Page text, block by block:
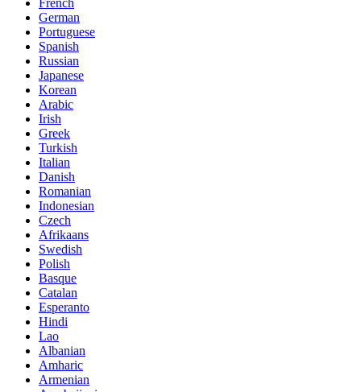
French
German
Portuguese
Spanish
Russian
Japanese
Korean
Arabic
Irish
Greek
Turkish
Italian
Danish
Romanian
Indonesian
Czech
Afrikaans
Swedish
Polish
Basque
Catalan
Esperanto
Hindi
Lao
Albanian
Amharic
Armenian